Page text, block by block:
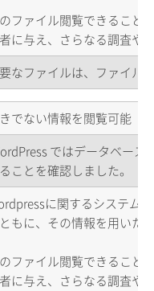
ファイル閲覧できること
に与え、さらなる調査や
なファイルは、ファイル
でない情報を閲覧可能（
ではデータベー
ことを確認しました。
に関するシステム
もに、その情報を用いた
ファイル閲覧できること
に与え、さらなる調査や